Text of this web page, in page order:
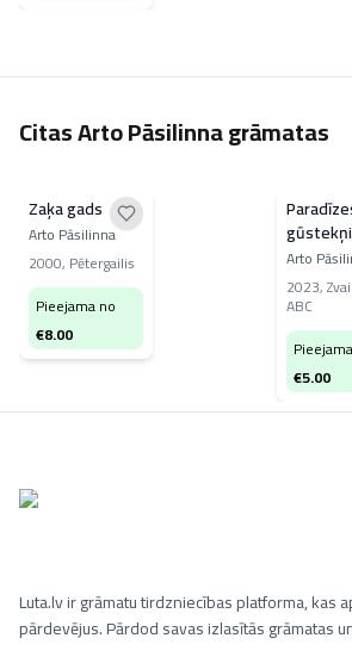
Citas Arto Pāsilinna grāmatas
Zaķa gads
Arto Pāsilinna
2000, Pētergailis
Pieejama no
€8.00
gūstekņi
Arto
2023,
ABC
€5.00
Luta.lv ir grāmatu tirdzniecības platforma, kas
pārdevējus. Pārdod savas izlasītās grāmatas